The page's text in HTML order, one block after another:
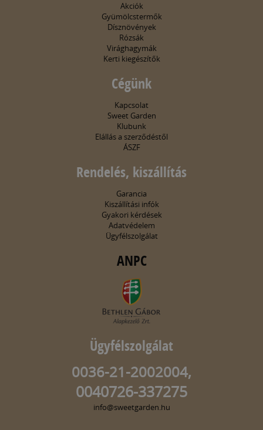
Akciók
Gyümölcstermők
Dísznövények
Rózsák
Virághagymák
Kerti kiegészítők
Cégünk
Kapcsolat
Sweet Garden
Klubunk
Elállás a szerződéstől
ÁSZF
Rendelés, kiszállítás
Garancia
Kiszállítási infók
Gyakori kérdések
Adatvédelem
Ügyfélszolgálat
ANPC
Ügyfélszolgálat
0036-21-2002004,
0040726-337275
info@sweetgarden.hu